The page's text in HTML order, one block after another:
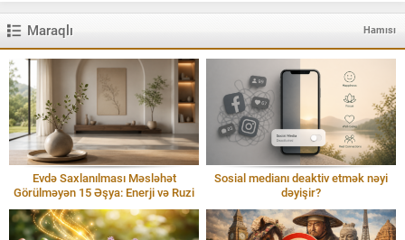
Maraqlı Hamısı
Evdə Saxlanılması Məsləhət
Görülməyən 15 Əşya: Enerji və Ruzi
Sosial medianı deaktiv etmək nəyi
dəyişir?